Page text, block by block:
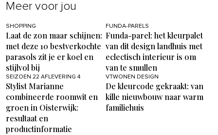
Meer voor jou
SHOPPING
Laat de zon maar schijnen:
met deze 10 bestverkochte
parasols zit je er koel en
stijlvol bij
FUNDA-PARELS
Funda-parel: het kleurpalet
van dit design landhuis met
eclectisch interieur is om
van te smullen
SEIZOEN 22 AFLEVERING 4
Stylist Marianne
combineerde roomwit en
groen in Oisterwijk:
resultaat en
productinformatie
VTWONEN DESIGN
De kleurcode gekraakt: van
kille nieuwbouw naar warm
familiehuis